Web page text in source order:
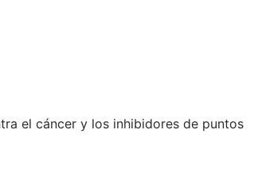
el cáncer y los inhibidores de puntos